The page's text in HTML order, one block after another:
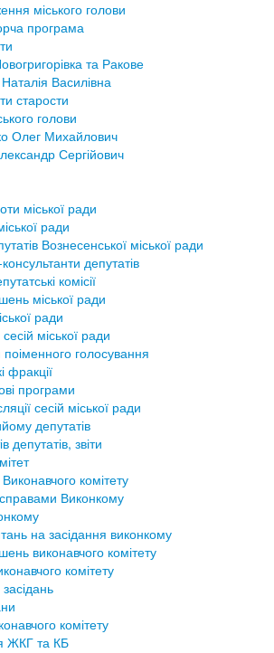
міського голови
програма
та Ракове
Василівна
старости
голови
Олег Михайлович
Сергійович
міської ради
ради
Вознесенської міської ради
депутатів
комісії
міської ради
ради
міської ради
поіменного голосування
фракції
програми
сесій міської ради
депутатів
депутатів, звіти
комітету
Виконкому
на засідання виконкому
виконавчого комітету
комітету
комітету
ЖКГ та КБ